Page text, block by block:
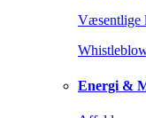
Væsentlige
Energi &